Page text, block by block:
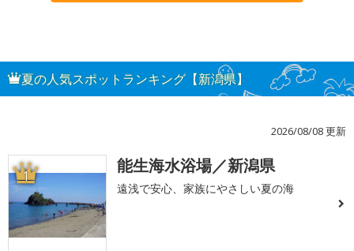
夏の人気スポットランキング【新潟県】
2026/08/08 更新
1 能生海水浴場／新潟県
遠浅で安心、家族にやさしい夏の海